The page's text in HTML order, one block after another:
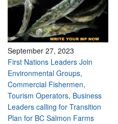
September 27, 2023
First Nations Leaders Join
Environmental Groups,
Commercial Fishermen,
Tourism Operators, Business
Leaders calling for Transition
Plan for BC Salmon Farms